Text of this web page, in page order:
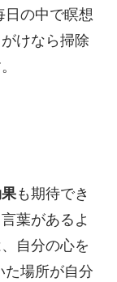
の中で瞑想
けなら掃除
も期待でき
葉があるよ
自分の心を
た場所が自分